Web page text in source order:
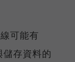
線可能有
存資料的